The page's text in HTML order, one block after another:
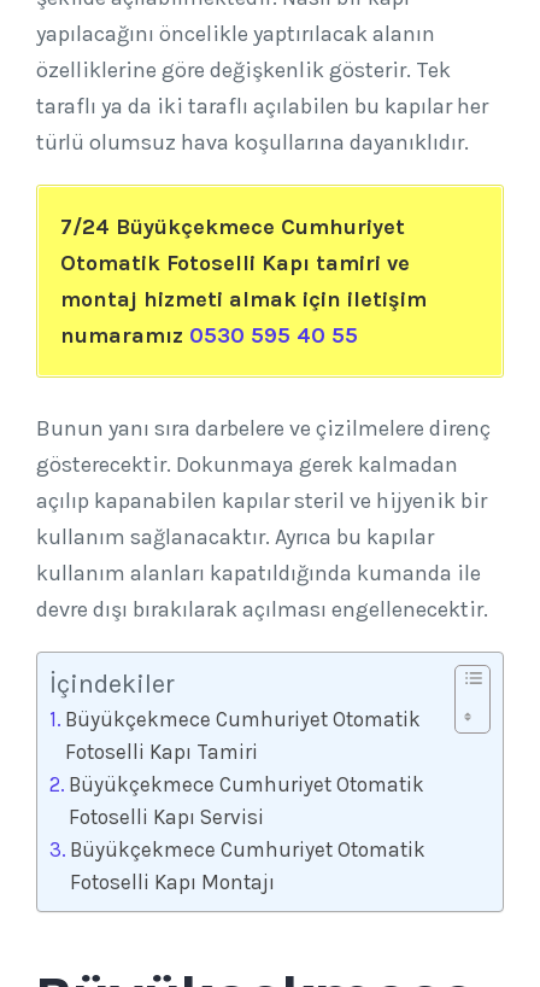
yapılacağını öncelikle yaptırılacak alanın
özelliklerine göre değişkenlik gösterir. Tek
taraflı ya da iki taraflı açılabilen bu kapılar her
türlü olumsuz hava koşullarına dayanıklıdır.
7/24 Büyükçekmece Cumhuriyet
Otomatik Fotoselli Kapı tamiri ve
montaj hizmeti almak için iletişim
numaramız 0530 595 40 55
Bunun yanı sıra darbelere ve çizilmelere direnç
gösterecektir. Dokunmaya gerek kalmadan
açılıp kapanabilen kapılar steril ve hijyenik bir
kullanım sağlanacaktır. Ayrıca bu kapılar
kullanım alanları kapatıldığında kumanda ile
devre dışı bırakılarak açılması engellenecektir.
İçindekiler
Büyükçekmece Cumhuriyet Otomatik
Fotoselli Kapı Tamiri
Büyükçekmece Cumhuriyet Otomatik
Fotoselli Kapı Servisi
Büyükçekmece Cumhuriyet Otomatik
Fotoselli Kapı Montajı